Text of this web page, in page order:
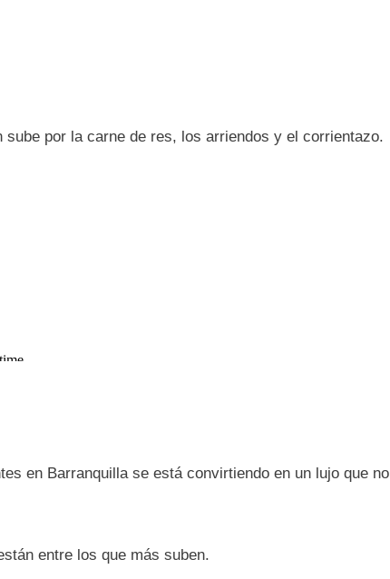
por la carne de res, los arriendos y el corrientazo.
en Barranquilla se está convirtiendo en un lujo que no
entre los que más suben.